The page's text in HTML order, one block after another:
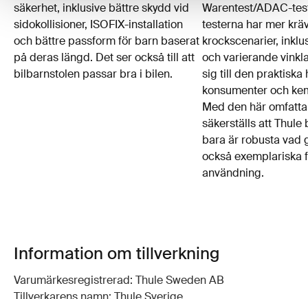
säkerhet, inklusive bättre skydd vid
sidokollisioner, ISOFIX-installation
och bättre passform för barn baserat
på deras längd. Det ser också till att
bilbarnstolen passar bra i bilen.
Warentest/ADAC-
testerna har mer
krockscenarier,
och varierande
sig till den praktiska
konsumenter och
Med den här
säkerställs att Thule
bara är robusta vad
också exemplariska
användning.
Information om tillverkning
Varumärkesregistrerad: Thule Sweden AB